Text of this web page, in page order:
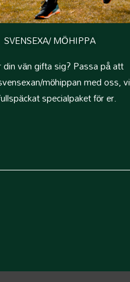
SVENSEXA/ MÖHIPPA
din vän gifta sig? Passa på att
möhippan med oss, vi
specialpaket för er.